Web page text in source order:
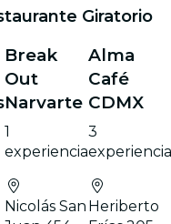
Giratorio
Break
Out
Narvarte
1
experiencia
Nicolás San
Alma
Café
CDMX
3
Heriberto